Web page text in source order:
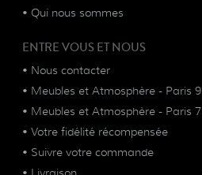
• Qui nous sommes
ENTRE VOUS ET NOUS
• Nous contacter
• Meubles et Atmosphère - Paris 9
• Meubles et Atmosphère - Paris 7
• Votre fidélité récompensée
• Suivre votre commande